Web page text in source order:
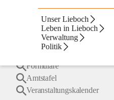
Unser Lieboch
Leben in Lieboch
Verwaltung
Politik
Häufige Suchbegriffe
Bürgermeister
Formulare
Amtstafel
Veranstaltungskalender